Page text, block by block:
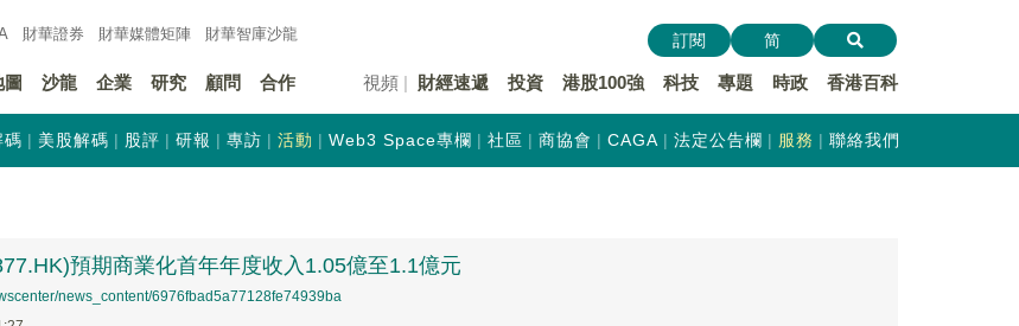
財華證券 財華媒體矩陣 財華智庫沙龍
圖 沙龍 企業 研究 顧問 合作 視頻 財經速遞 投資 港股100強 科技 專題 時政 香港百科
訂閱 简
碼 美股解碼 股評 研報 專訪 活動 Web3 Space專欄 社區 商協會 CAGA 法定公告欄 服務 聯絡我們
預期商業化首年年度收入1.05億至1.1億元
news_content/6976fbad5a77128fe74939ba